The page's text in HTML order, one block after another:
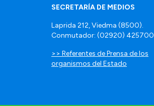
SECRETARÍA DE MEDIOS
Laprida 212, Viedma (8500).
Conmutador: (02920) 425700
>> Referentes de Prensa de los
organismos del Estado